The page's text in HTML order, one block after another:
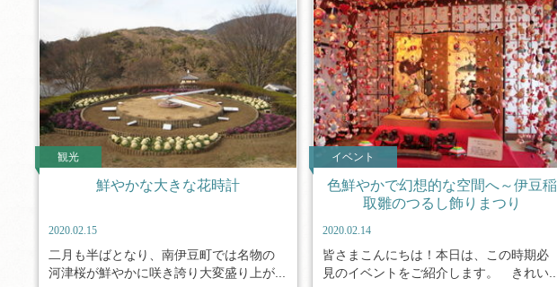
観光
鮮やかな大きな花時計
2020.02.15
二月も半ばとなり、南伊豆町では名物の
河津桜が鮮やかに咲き誇り大変盛り上が...
イベント
色鮮やかで幻想的な空間へ～伊豆稲
取雛のつるし飾りまつり
2020.02.14
皆さまこんにちは！本日は、この時期必
見のイベントをご紹介します。 きれい...